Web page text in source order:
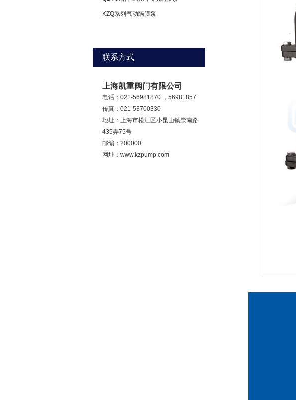
KZQ系列气动隔膜泵
联系方式
上海凯重阀门有限公司
电话：021-56981870 ，56981857
传真：021-53700330
地址：上海市松江区小昆山镇崇南路
435弄75号
邮编：200000
网址：www.kzpump.com